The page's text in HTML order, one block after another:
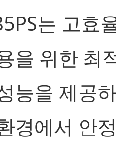
는 고효
을 위한 최
능을 제공
경에서 안